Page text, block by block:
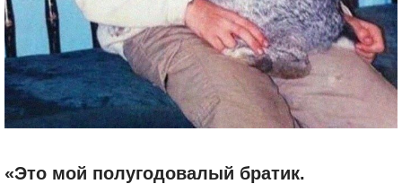
«Это мой полугодовалый братик.